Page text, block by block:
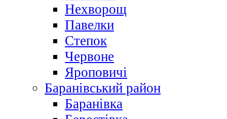
Нехворощ
Павелки
Степок
Червоне
Яроповичі
Баранівський район
Баранівка